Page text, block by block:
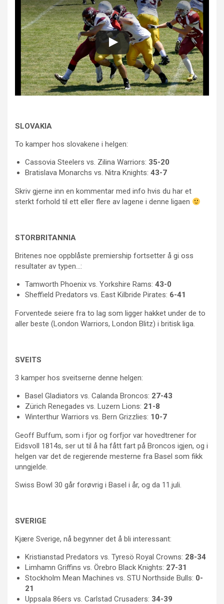
SLOVAKIA
To kamper hos slovakene i helgen:
Cassovia Steelers vs. Zilina Warriors: 35-20
Bratislava Monarchs vs. Nitra Knights: 43-7
Skriv gjerne inn en kommentar med info hvis du har et
sterkt forhold til ett eller flere av lagene i denne ligaen
STORBRITANNIA
Britenes noe oppblåste premiership fortsetter å gi oss
resultater av typen…:
Tamworth Phoenix vs. Yorkshire Rams: 43-0
Sheffield Predators vs. East Kilbride Pirates: 6-41
Forventede seiere fra to lag som ligger hakket under de to
aller beste (London Warriors, London Blitz) i britisk liga.
SVEITS
3 kamper hos sveitserne denne helgen:
Basel Gladiators vs. Calanda Broncos: 27-43
Zürich Renegades vs. Luzern Lions: 21-8
Winterthur Warriors vs. Bern Grizzlies: 10-7
Geoff Buffum, som i fjor og forfjor var hovedtrener for
Eidsvoll 1814s, ser ut til å ha fått fart på Broncos igjen, og i
helgen var det de regjerende mesterne fra Basel som fikk
unngjelde.
Swiss Bowl 30 går forøvrig i Basel i år, og da 11.juli.
SVERIGE
Kjære Sverige, nå begynner det å bli interessant:
Kristianstad Predators vs. Tyresö Royal Crowns: 28-34
Limhamn Griffins vs. Örebro Black Knights: 27-31
Stockholm Mean Machines vs. STU Northside Bulls: 0-
21
Uppsala 86ers vs. Carlstad Crusaders: 34-39